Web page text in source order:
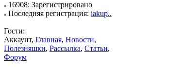
16908: Зарегистрировано
Последняя регистрация: iakup..
Гости:
Аккаунт, Главная, Новости,
Полезняшки, Рассылка, Статьи,
Форум